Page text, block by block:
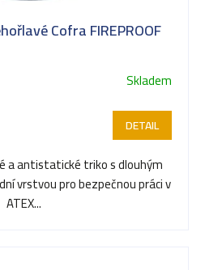
Cofra FIREPROOF
Skladem
DETAIL
a antistatické triko s dlouhým
vrstvou pro bezpečnou práci v
ATEX...